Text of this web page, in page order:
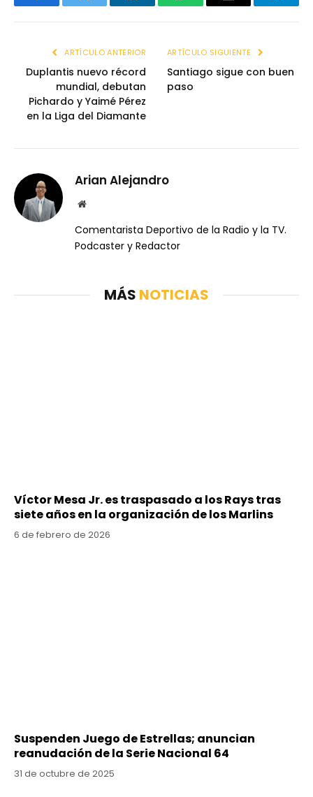
FacebookTwitter LinkedInWhatsAppEmail
ARTÍCULO ANTERIOR
Duplantis nuevo récord
mundial, debutan
Pichardo y Yaimé Pérez
en la Liga del Diamante
ARTÍCULO SIGUIENTE
Santiago sigue con buen
paso
Arian Alejandro
Website
Comentarista Deportivo de la Radio y la TV.
Podcaster y Redactor
MÁS NOTICIAS
Víctor Mesa Jr. es traspasado a los Rays tras
siete años en la organización de los Marlins
6 de febrero de 2026
Suspenden Juego de Estrellas; anuncian
reanudación de la Serie Nacional 64
31 de octubre de 2025